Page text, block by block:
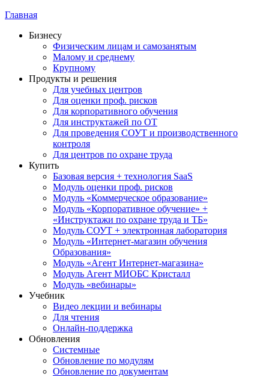
Главная
Бизнесу
Физическим лицам и самозанятым
Малому и среднему
Крупному
Продукты и решения
Для учебных центров
Для оценки проф. рисков
Для корпоративного обучения
Для инструктажей по ОТ
Для проведения СОУТ и производственного
контроля
Для центров по охране труда
Купить
Базовая версия + технология SaaS
Модуль оценки проф. рисков
Модуль «Коммерческое образование»
Модуль «Корпоративное обучение» +
«Инструктажи по охране труда и ТБ»
Модуль СОУТ + электронная лаборатория
Модуль «Интернет-магазин обучения
Образования»
Модуль «Агент Интернет-магазина»
Модуль Агент МИОБС Кристалл
Модуль «вебинары»
Учебник
Видео лекции и вебинары
Для чтения
Онлайн-поддержка
Обновления
Системные
Обновление по модулям
Обновление по документам